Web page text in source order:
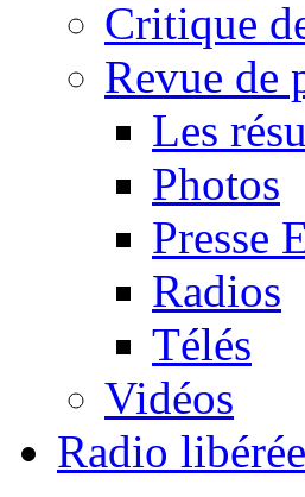
Critique
Revue de
Les
Photos
Presse
Radios
Télés
Vidéos
Radio libérée